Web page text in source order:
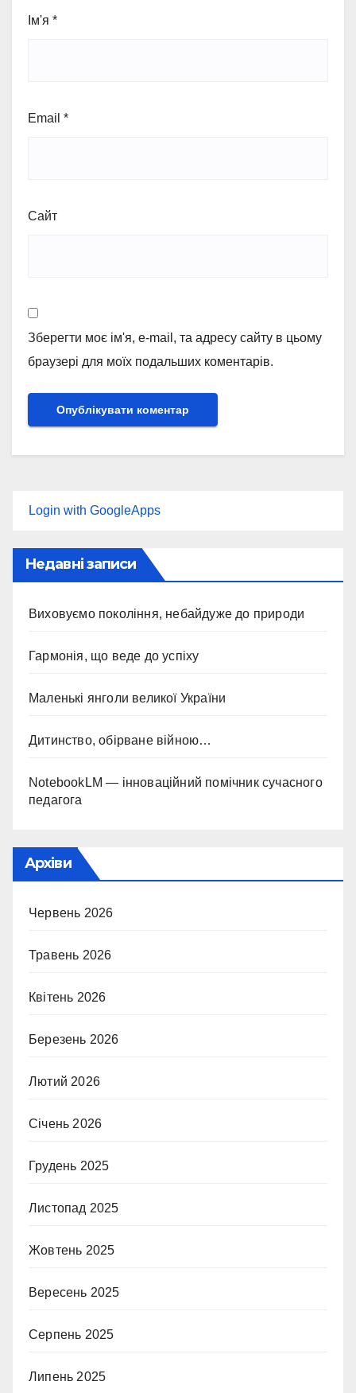
Ім'я *
Email *
Сайт
Зберегти моє ім'я, e-mail, та адресу сайту в цьому
браузері для моїх подальших коментарів.
Login with GoogleApps
Недавні записи
Виховуємо покоління, небайдуже до природи
Гармонія, що веде до успіху
Маленькі янголи великої України
Дитинство, обірване війною…
NotebookLM — інноваційний помічник сучасного
педагога
Архіви
Червень 2026
Травень 2026
Квітень 2026
Березень 2026
Лютий 2026
Січень 2026
Грудень 2025
Листопад 2025
Жовтень 2025
Вересень 2025
Серпень 2025
Липень 2025